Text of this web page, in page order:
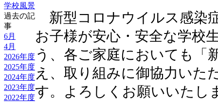
学校風景
過去の記
事
6月
4月
2026年度
2025年度
2024年度
2023年度
2022年度
新型コロナウイルス感染
お子様が安心・安全な学校
う、各ご家庭においても「
え、取り組みに御協力いた
す。よろしくお願いいたし